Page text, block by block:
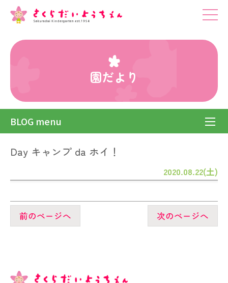
園だより
BLOG menu
Day キャンプ da ホイ！
2020.08.22(土)
前のページへ 次のページへ